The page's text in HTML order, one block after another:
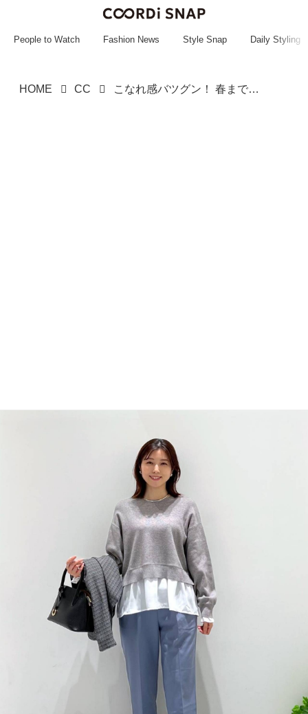
~~~~~~~~~~~
People to Watch Fashion News Style Snap Daily Styling
HOME CC こなれ感バツグン！ 春までヘビロテできる♡【大人のグレートップス】